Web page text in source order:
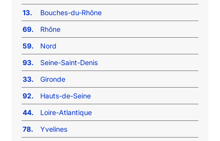
13.
Bouches-du-Rhône
69.
Rhône
59.
Nord
93.
Seine-Saint-Denis
33.
Gironde
92.
Hauts-de-Seine
44.
Loire-Atlantique
78.
Yvelines